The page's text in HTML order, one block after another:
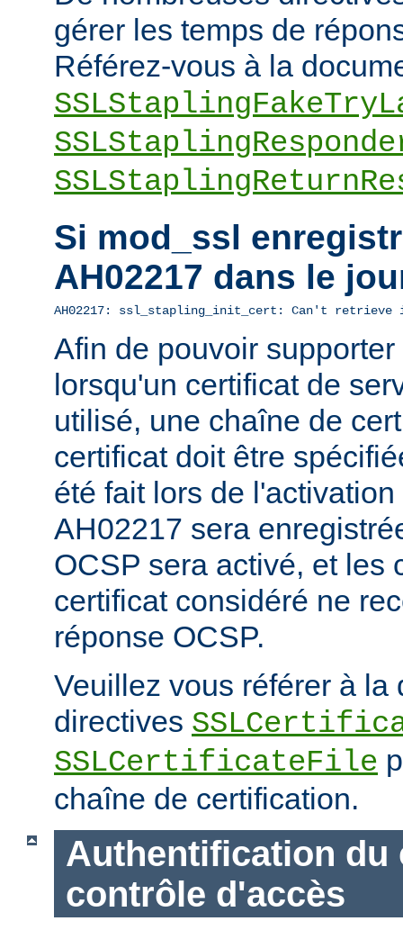
gérer les temps de
Référez-vous à la
Si mod_ssl
AH02217 dans le
AH02217: ssl_stapling_init_cert: Can't
Afin de pouvoir
lorsqu'un certificat de
utilisé, une chaîne de
certificat doit être
été fait lors de
AH02217 sera
OCSP sera activé, et les
certificat considéré ne
réponse OCSP.
Veuillez vous référer à la
directives
SSLCertificateFile
chaîne de certification.
Authentification du
contrôle d'accès